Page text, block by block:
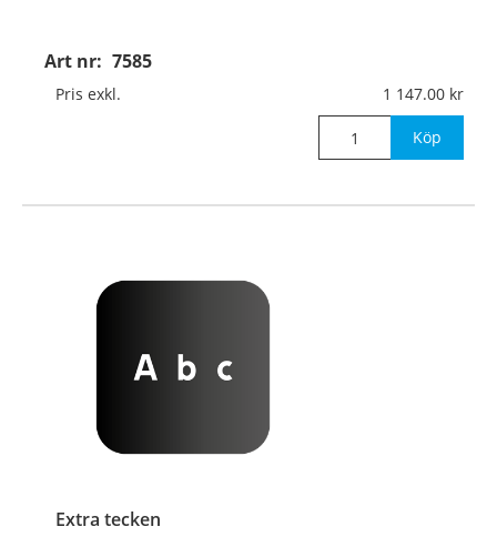
Art nr: 7585
Pris exkl. 1 147.00
Köp
Extra tecken